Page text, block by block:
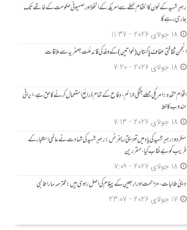
رہبرِ شہید کے خون کا انتقام خطے سے امریکہ کے انخلا اور صہیونی حکومت کے خاتمے تک
جاری رہے گا
18 جولای 2026 - 11:37
انجمنِ ثقافتی عفاف پاکستان (خواتین) کے وفد کی قائدِ ملّت جعفریہ سے ملاقات
18 جولای 2026 - 7:20
اقوام متحدہ: امریکی حملے جنگی جرائم، دفاع کے تمام ذرائع استعمال کرنے کا حق ہے، ایرانی
مندوب کا خط
18 جولای 2026 - 7:13
سکردو؛ رہبرِ شہید کی یاد میں تعزیتی ریفرنس: رہبرِ شہید کی شہادت نے عالمی استکبار کے
فریب کو بے نقاب کیا، مقررین
18 جولای 2026 - 7:09
دینی طالبات، مزاحمت اور اربعین کے پیغام کی اصل راوی ہیں: محترمہ سارا طالبی
17 جولای 2026 - 23:07